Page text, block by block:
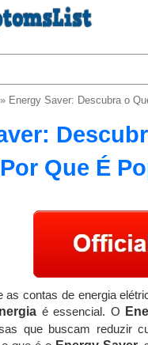
Energy Saver: Descubra o
Que É
as contas de energia
é essencial. O
que buscam reduzir